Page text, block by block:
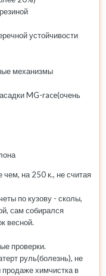
устойчивости
механизмы
MG-race(очень
на 250 к., не считая
по кузову - сколы,
сам собирался
весной.
проверки.
руль(болезнь), не
химчистка в